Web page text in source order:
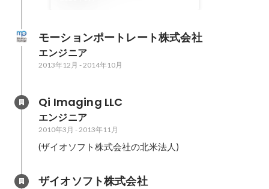
モーションポートレート株式会社
エンジニア
2013年12月 -2014年10月
Qi Imaging LLC
エンジニア
2010年3月 -2013年11月
(ザイオソフト株式会社の北米法人)
ザイオソフト株式会社